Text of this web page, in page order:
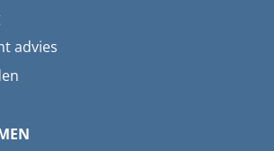
advies